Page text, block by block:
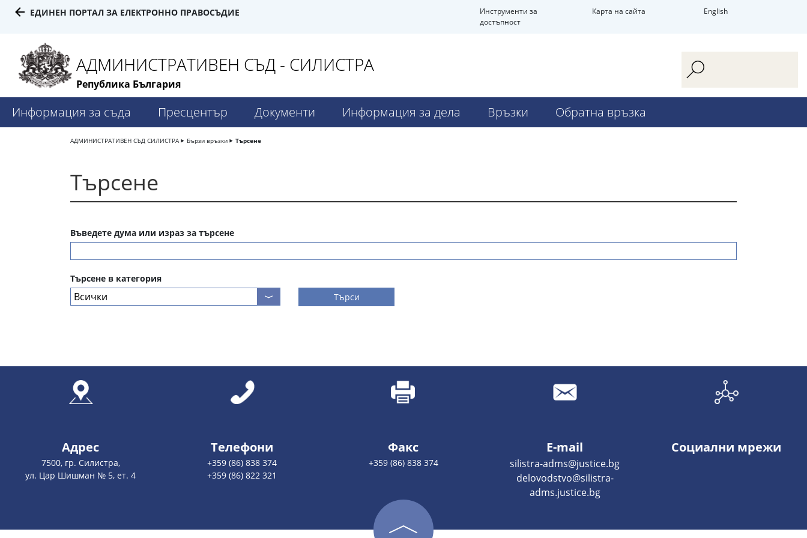
ЕДИНЕН ПОРТАЛ ЗА ЕЛЕКТРОННО ПРАВОСЪДИЕ
Инструменти за
достъпност
Карта на сайта English
АДМИНИСТРАТИВЕН СЪД - СИЛИСТРА
Република България
Информация за съда Пресцентър Документи Информация за дела Връзки Обратна връзка
АДМИНИСТРАТИВЕН СЪД СИЛИСТРА Бързи връзки Търсене
Търсене
Въведете дума или израз за търсене
Търсене в категория
Търси
Адрес
7500, гр. Силистра,
ул. Цар Шишман № 5, ет. 4
Телефони
+359 (86) 838 374
+359 (86) 822 321
Факс
+359 (86) 838 374
E-mail
silistra-adms@justice.bg
delovodstvo@silistra-
adms.justice.bg
Социални мрежи